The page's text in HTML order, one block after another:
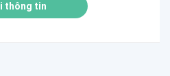
thông tin